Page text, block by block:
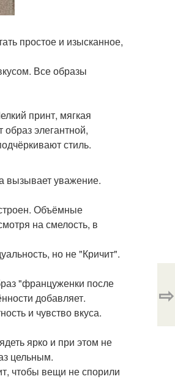
простое и изысканное,
Все образы
принт, мягкая
элегантной,
стиль.
вызывает уважение.
Объёмные
на смелость, в
но не "Кричит".
"француженки после
добавляет.
и чувство вкуса.
ярко и при этом не
цельным.
чтобы вещи не спорили
⇨